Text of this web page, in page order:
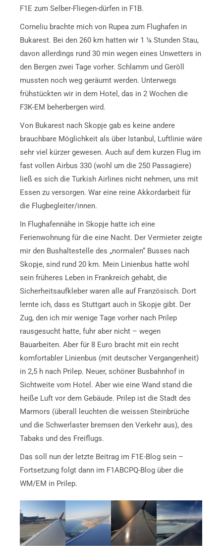
F1E zum Selber-Fliegen-dürfen in F1B.
Corneliu brachte mich von Rupea zum Flughafen in
Bukarest. Bei den 260 km hatten wir 1 ¼ Stunden Stau,
davon allerdings rund 30 min wegen eines Unwetters in
den Bergen zwei Tage vorher. Schlamm und Geröll
mussten noch weg geräumt werden. Unterwegs
frühstückten wir in dem Hotel, das in 2 Wochen die
F3K-EM beherbergen wird.
Von Bukarest nach Skopje gab es keine andere
brauchbare Möglichkeit als über Istanbul, Luftlinie wäre
sehr viel kürzer gewesen. Auch auf dem kurzen Flug im
fast vollen Airbus 330 (wohl um die 250 Passagiere)
ließ es sich die Turkish Airlines nicht nehmen, uns mit
Essen zu versorgen. War eine reine Akkordarbeit für
die Flugbegleiter/innen.
In Flughafennähe in Skopje hatte ich eine
Ferienwohnung für die eine Nacht. Der Vermieter zeigte
mir den Bushaltestelle des „normalen“ Busses nach
Skopje, sind rund 20 km. Mein Linienbus hatte wohl
sein früheres Leben in Frankreich gehabt, die
Sicherheitsaufkleber waren alle auf Französisch. Dort
lernte ich, dass es Stuttgart auch in Skopje gibt. Der
Zug, den ich mir wenige Tage vorher nach Prilep
rausgesucht hatte, fuhr aber nicht – wegen
Bauarbeiten. Aber für 8 Euro bracht mit ein recht
komfortabler Linienbus (mit deutscher Vergangenheit)
in 2,5 h nach Prilep. Neuer, schöner Busbahnhof in
Sichtweite vom Hotel. Aber wie eine Wand stand die
heiße Luft vor dem Gebäude. Prilep ist die Stadt des
Marmors (überall leuchten die weissen Steinbrüche
und die Schwerlaster bremsen den Verkehr aus), des
Tabaks und des Freiflugs.
Das soll nun der letzte Beitrag im F1E-Blog sein –
Fortsetzung folgt dann im F1ABCPQ-Blog über die
WM/EM in Prilep.